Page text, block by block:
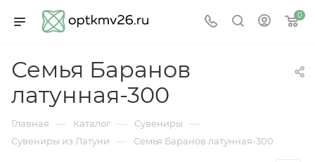
0
Семья Баранов
латунная-300
Главная — Каталог — Сувениры —
Сувениры из Латуни — Семья Баранов латунная-300